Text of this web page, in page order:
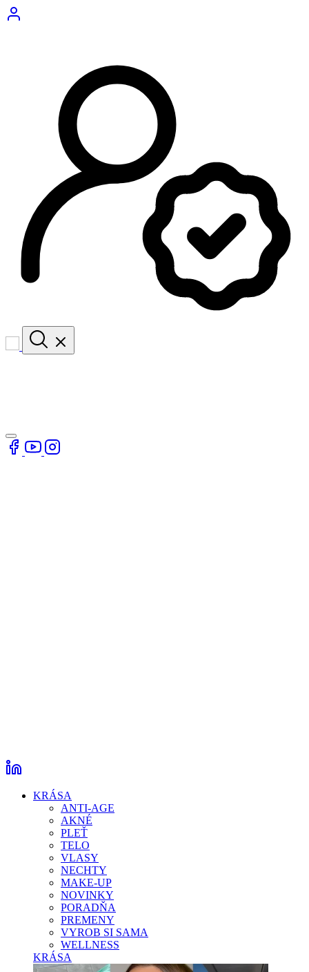
KRÁSA
ANTI-AGE
AKNÉ
PLEŤ
TELO
VLASY
NECHTY
MAKE-UP
NOVINKY
PORADŇA
PREMENY
VYROB SI SAMA
WELLNESS
KRÁSA